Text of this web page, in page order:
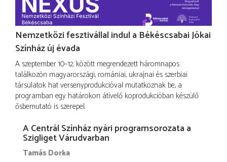
Nemzetközi fesztivállal indul a Békéscsabai Jókai
Színház új évada
A szeptember 10–12. között megrendezett háromnapos
találkozón magyarországi, romániai, ukrajnai és szerbiai
társulatok hat versenyprodukcióval mutatkoznak be, a
programban egy határokon átívelő koprodukcióban készülő
ősbemutató is szerepel.
A Centrál Színház nyári programsorozata a
Szigliget Várudvarban
Tamás Dorka